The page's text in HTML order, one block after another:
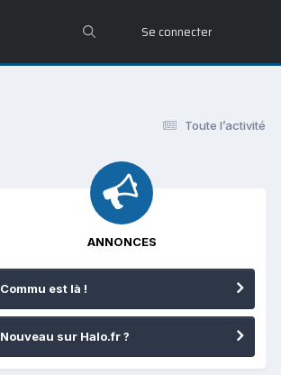
Se connecter
Toute l’activité
ANNONCES
Commu est là !
Nouveau sur Halo.fr ?